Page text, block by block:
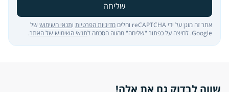
שליחה
אתר זה מוגן על ידי reCAPTCHA וחלים מדיניות הפרטיות ותנאי השימוש של
Google. לחיצה על כפתור "שליחה" מהווה הסכמה ל
תנאי השימוש של האתר.
שווה לבדוק גם את אלה!